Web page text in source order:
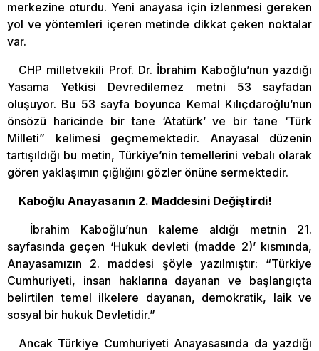
merkezine oturdu. Yeni anayasa için izlenmesi gereken
yol ve yöntemleri içeren metinde dikkat çeken noktalar
var.
CHP milletvekili Prof. Dr. İbrahim Kaboğlu’nun yazdığı
Yasama Yetkisi Devredilemez metni 53 sayfadan
oluşuyor. Bu 53 sayfa boyunca Kemal Kılıçdaroğlu’nun
önsözü haricinde bir tane ‘Atatürk’ ve bir tane ‘Türk
Milleti” kelimesi geçmemektedir. Anayasal düzenin
tartışıldığı bu metin, Türkiye’nin temellerini vebalı olarak
gören yaklaşımın çığlığını gözler önüne sermektedir.
Kaboğlu Anayasanın 2. Maddesini Değiştirdi!
İbrahim Kaboğlu’nun kaleme aldığı metnin 21.
sayfasında geçen ‘Hukuk devleti (madde 2)’ kısmında,
Anayasamızın 2. maddesi şöyle yazılmıştır: “Türkiye
Cumhuriyeti, insan haklarına dayanan ve başlangıçta
belirtilen temel ilkelere dayanan, demokratik, laik ve
sosyal bir hukuk Devletidir.”
Ancak Türkiye Cumhuriyeti Anayasasında da yazdığı